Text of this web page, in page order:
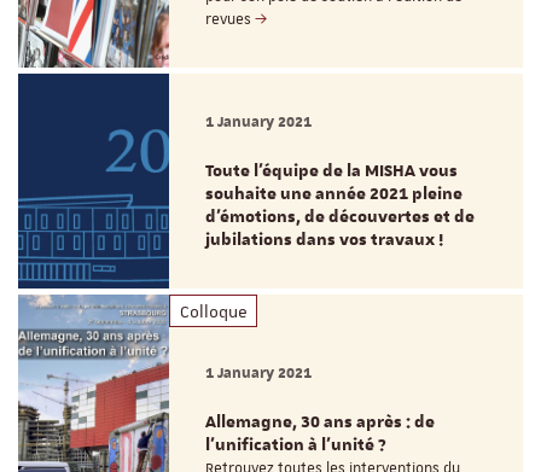
revues
1 January 2021
Toute l'équipe de la MISHA vous
souhaite une année 2021 pleine
d'émotions, de découvertes et de
jubilations dans vos travaux !
Colloque
1 January 2021
Allemagne, 30 ans après : de
l’unification à l’unité ?